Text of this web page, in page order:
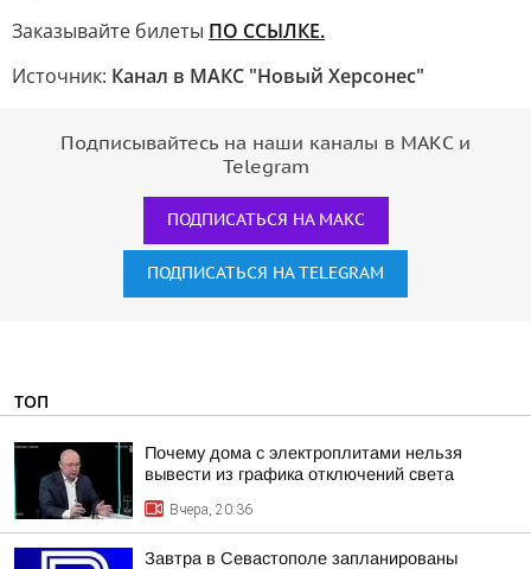
Заказывайте билеты ПО ССЫЛКЕ.
Источник: Канал в МАКС "Новый Херсонес"
Подписывайтесь на наши каналы в МАКС и
Telegram
ПОДПИСАТЬСЯ НА МАКС
ПОДПИСАТЬСЯ НА TELEGRAM
ТОП
Почему дома с электроплитами нельзя
вывести из графика отключений света
Вчера, 20:36
Завтра в Севастополе запланированы